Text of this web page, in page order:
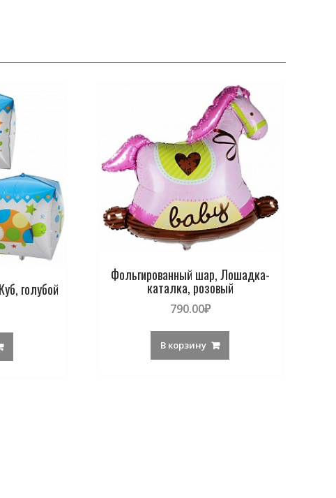
голубой
Фольгированный шар, Лошадка-
каталка, розовый
790.00₽
В корзину